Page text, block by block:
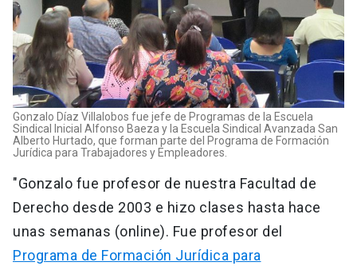
Gonzalo Díaz Villalobos fue jefe de Programas de la Escuela
Sindical Inicial Alfonso Baeza y la Escuela Sindical Avanzada San
Alberto Hurtado, que forman parte del Programa de Formación
Jurídica para Trabajadores y Empleadores.
"Gonzalo fue profesor de nuestra Facultad de
Derecho desde 2003 e hizo clases hasta hace
unas semanas (online). Fue profesor del
Programa de Formación Jurídica para